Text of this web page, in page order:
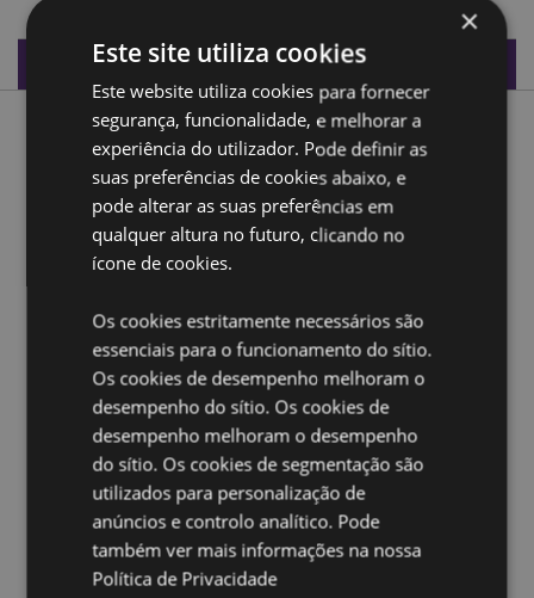
Especificações do Produto
Descrição do Produto
Esponja de Maquilhagem - Pinguim Cutiemals
Material:Poliuretano
Quer saber mais acerca de comprar na Puckator?
a nossaGuia de informação para o cliente.
Caracteristicas do Produto
Informação
Altura 5.5cm Largura 4cm Profundidade 4cm
5055071769955
144
0.022000
Não
×
Este site utiliza cookies
Este website utiliza cookies para fornecer
segurança, funcionalidade, e melhorar a
experiência do utilizador. Pode definir as
suas preferências de cookies abaixo, e
pode alterar as suas preferências em
qualquer altura no futuro, clicando no
ícone de cookies.
Os cookies estritamente necessários são
essenciais para o funcionamento do sítio.
Os cookies de desempenho melhoram o
desempenho do sítio. Os cookies de
desempenho melhoram o desempenho
do sítio. Os cookies de segmentação são
utilizados para personalização de
anúncios e controlo analítico. Pode
também ver mais informações na nossa
Política de Privacidade